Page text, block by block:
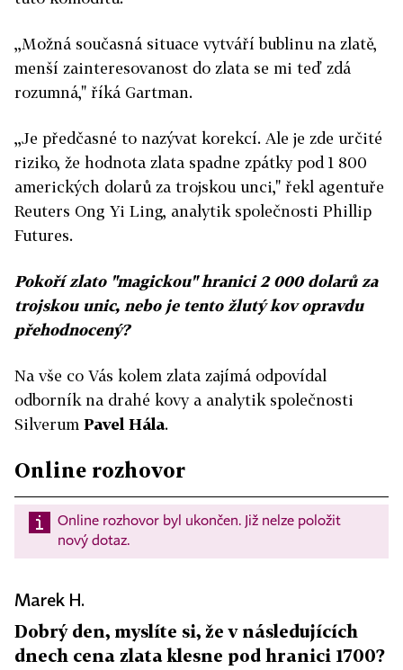
,,Možná současná situace vytváří bublinu na zlatě,
menší zainteresovanost do zlata se mi teď zdá
rozumná," říká Gartman.
,,Je předčasné to nazývat korekcí. Ale je zde určité
riziko, že hodnota zlata spadne zpátky pod 1 800
amerických dolarů za trojskou unci," řekl agentuře
Reuters Ong Yi Ling, analytik společnosti Phillip
Futures.
Pokoří zlato "magickou" hranici 2 000 dolarů za
trojskou unic, nebo je tento žlutý kov opravdu
přehodnocený?
Na vše co Vás kolem zlata zajímá odpovídal
odborník na drahé kovy a analytik společnosti
Silverum Pavel Hála.
Online rozhovor
Online rozhovor byl ukončen. Již nelze položit
nový dotaz.
Marek H.
Dobrý den, myslíte si, že v následujících
dnech cena zlata klesne pod hranici 1700?